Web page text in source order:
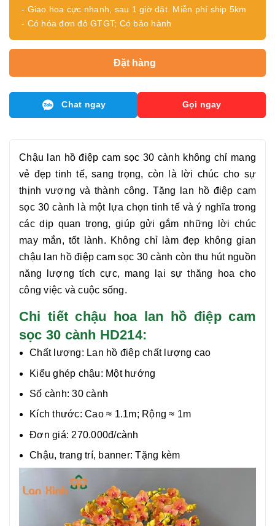
- Giao hoa cực nhanh, sau 1 giờ đặt. Miễn phí ship 5km
- Có hóa đơn đỏ GTGT; Có bảo hành
Đặt hàng
Chat ngay Gọi ngay
Chậu lan hồ điệp cam sọc 30 cành không chỉ mang
vẻ đẹp tinh tế, sang trọng, còn là lời chúc cho sự
thịnh vượng và thành công. Tặng
lan hồ điệp cam
sọc 30 cành là một lựa chọn tinh tế và ý nghĩa trong
các dịp quan trọng, giúp gửi gắm những lời chúc
may mắn, tốt lành. Không chỉ làm đẹp không gian
chậu lan hồ điệp cam sọc 30 cành còn thu hút nguồn
năng lượng tích cực, mang lại sự thăng hoa cho
công việc và cuộc sống.
Chi tiết chậu hoa lan hồ điệp cam
sọc 30 cành HD214:
Chất lượng: Lan hồ điệp chất lượng cao
Kiểu ghép chậu: Một hướng
Số cành: 30 cành
Kích thước: Cao ≈ 1.1m; Rộng ≈ 1m
Đơn giá: 270.000đ/cành
Chậu, trang trí, banner: Tặng kèm